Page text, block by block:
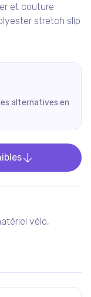
et couture
stretch slip
alternatives en
vélo,